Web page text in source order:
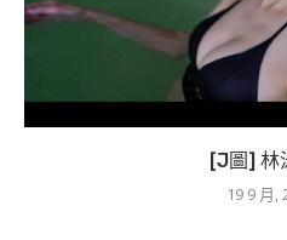
[J圖] 林
19 9 月,